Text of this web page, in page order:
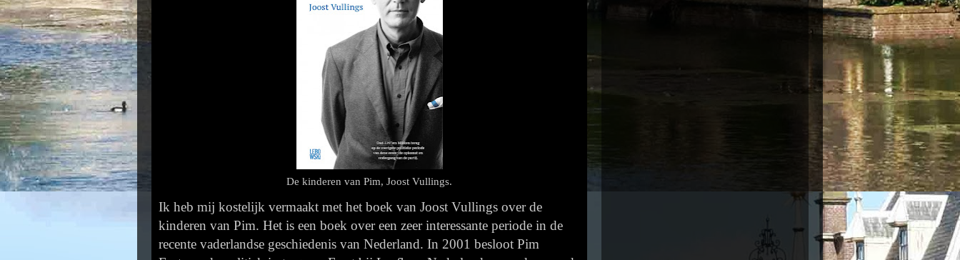
De kinderen van Pim, Joost Vullings.
Ik heb mij kostelijk vermaakt met het boek van Joost Vullings over de
kinderen van Pim. Het is een boek over een zeer interessante periode in de
recente vaderlandse geschiedenis van Nederland. In 2001 besloot Pim